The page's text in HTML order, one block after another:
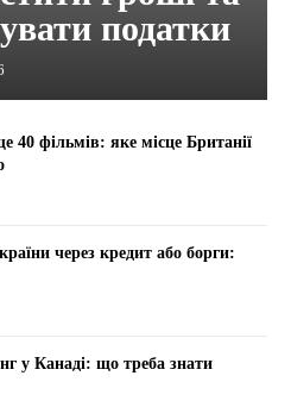
податки
40 фільмів: яке місце Британії
через кредит або борги:
у Канаді: що треба знати